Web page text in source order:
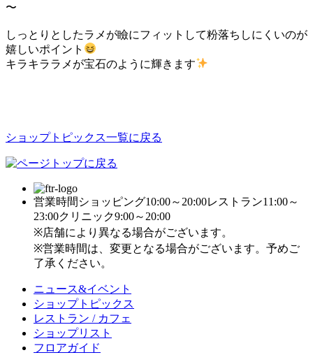
〜
しっとりとしたラメが瞼にフィットして粉落ちしにくいのが
嬉しいポイント
キラキララメが宝石のように輝きます
ショップトピックス一覧に戻る
営業時間 ショッピング10:00～20:00レストラン11:00～
23:00クリニック9:00～20:00
※店舗により異なる場合がございます。
※営業時間は、変更となる場合がございます。予めご
了承ください。
ニュース&イベント
ショップトピックス
レストラン / カフェ
ショップリスト
フロアガイド